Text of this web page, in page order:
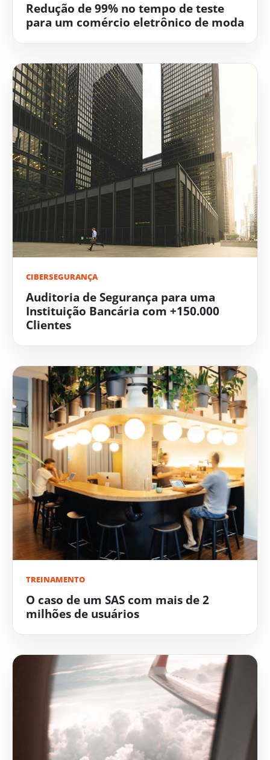
Redução de 99% no tempo de teste
para um comércio eletrônico de moda
CIBERSEGURANÇA
Auditoria de Segurança para uma
Instituição Bancária com +150.000
Clientes
TREINAMENTO
O caso de um SAS com mais de 2
milhões de usuários